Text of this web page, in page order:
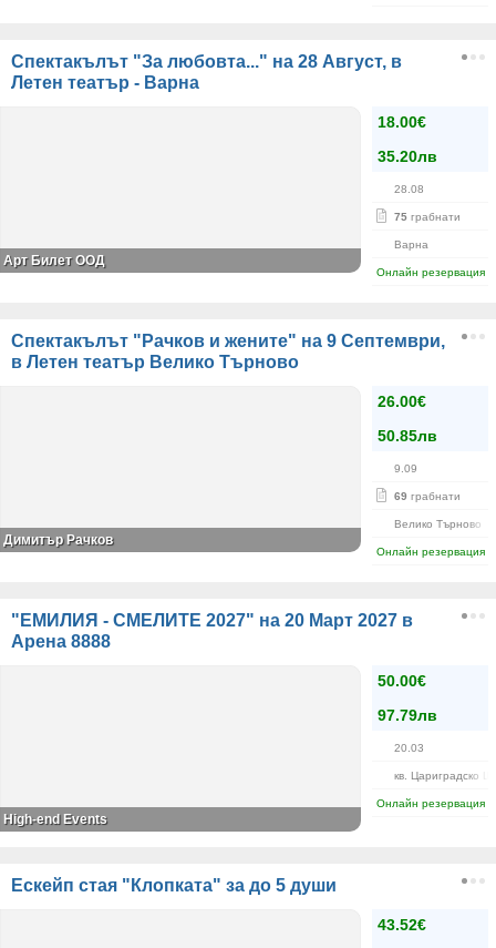
Спектакълът "За любовта..." на 28 Август, в
Летен театър - Варна
18.00€
35.20лв
28.08
75 грабнати
Варна
Онлайн резервация
Арт Билет ООД
Спектакълът "Рачков и жените" на 9 Септември,
в Летен театър Велико Търново
26.00€
50.85лв
9.09
69 грабнати
Велико Търново
Онлайн резервация
Димитър Рачков
"ЕМИЛИЯ - СМЕЛИТЕ 2027" на 20 Март 2027 в
Арена 8888
50.00€
97.79лв
20.03
кв. Цариградско
Онлайн резервация
High-end Events
Ескейп стая "Клопката" за до 5 души
43.52€